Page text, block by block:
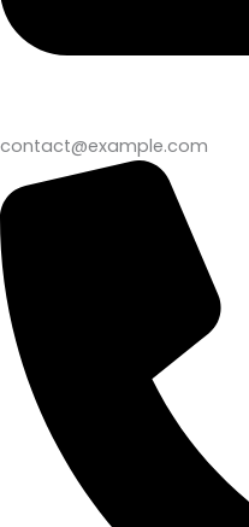
contact@example.com